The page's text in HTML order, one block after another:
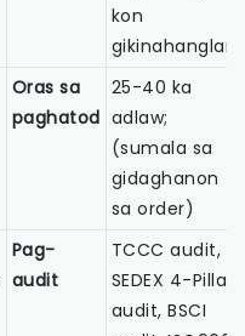
kon
gikinahanglan
Oras sa
paghatod
25-40 ka
adlaw;
(sumala sa
gidaghanon
sa order)
Pag-
audit
TCCC audit,
SEDEX 4-Pillar
audit, BSCI